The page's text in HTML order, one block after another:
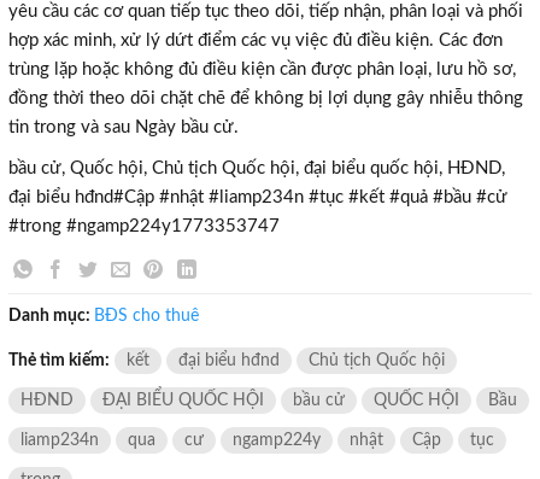
yêu cầu các cơ quan tiếp tục theo dõi, tiếp nhận, phân loại và phối
hợp xác minh, xử lý dứt điểm các vụ việc đủ điều kiện. Các đơn
trùng lặp hoặc không đủ điều kiện cần được phân loại, lưu hồ sơ,
đồng thời theo dõi chặt chẽ để không bị lợi dụng gây nhiễu thông
tin trong và sau Ngày bầu cử.
bầu cử, Quốc hội, Chủ tịch Quốc hội, đại biểu quốc hội, HĐND,
đại biểu hđnd#Cập #nhật #liamp234n #tục #kết #quả #bầu #cử
#trong #ngamp224y1773353747
Danh mục: BĐS cho thuê
Thẻ tìm kiếm: kết đại biểu hđnd Chủ tịch Quốc hội
HĐND ĐẠI BIỂU QUỐC HỘI bầu cử QUỐC HỘI Bầu
liamp234n qua cư ngamp224y nhật Cập tục